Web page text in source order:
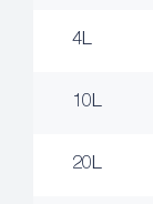
4L
10L
20L